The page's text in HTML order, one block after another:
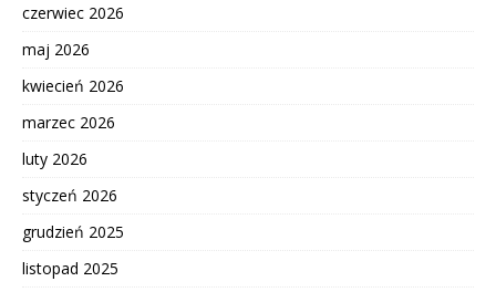
czerwiec 2026
maj 2026
kwiecień 2026
marzec 2026
luty 2026
styczeń 2026
grudzień 2025
listopad 2025